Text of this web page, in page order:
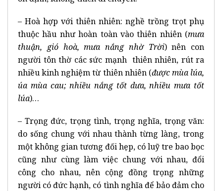
– Hoà hợp với thiên nhiên: nghề trồng trọt phụ
thuộc hầu như hoàn toàn vào thiên nhiên (mưa
thuận, gió hoà, mưa nắng nhờ Trời) nên con
người tôn thờ các sức mạnh thiên nhiên, rút ra
nhiều kinh nghiệm từ thiên nhiên (được mùa lúa,
úa mùa cau; nhiều nắng tốt dưa, nhiều mưa tốt
lúa)…
– Trọng đức, trọng tình, trọng nghĩa, trọng văn:
do sống chung với nhau thành từng làng, trong
một không gian tương đối hẹp, có luỹ tre bao bọc
cũng như cùng làm việc chung với nhau, đổi
công cho nhau, nên cộng đồng trọng những
người có đức hạnh, có tình nghĩa để bảo đảm cho